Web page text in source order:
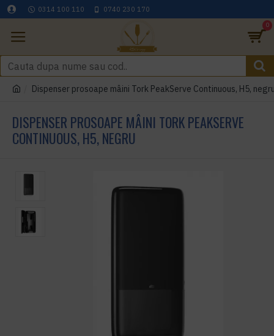
0314 100 110 0740 230 170
0
Dispenser prosoape mâini Tork PeakServe Continuous, H5,
DISPENSER PROSOAPE MÂINI TORK PEAKSERVE
CONTINUOUS, H5, NEGRU